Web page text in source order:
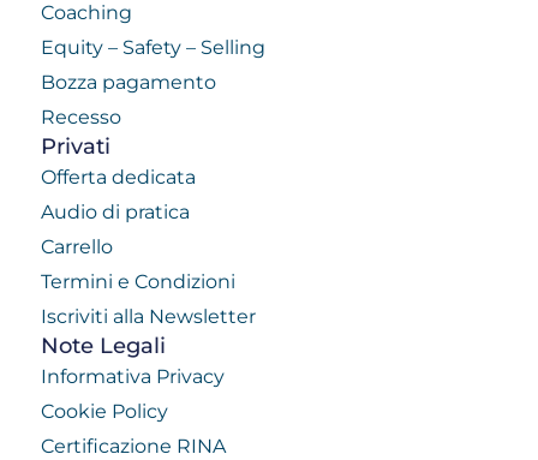
Coaching
Equity – Safety – Selling
Bozza pagamento
Recesso
Privati
Offerta dedicata
Audio di pratica
Carrello
Termini e Condizioni
Iscriviti alla Newsletter
Note Legali
Informativa Privacy
Cookie Policy
Certificazione RINA